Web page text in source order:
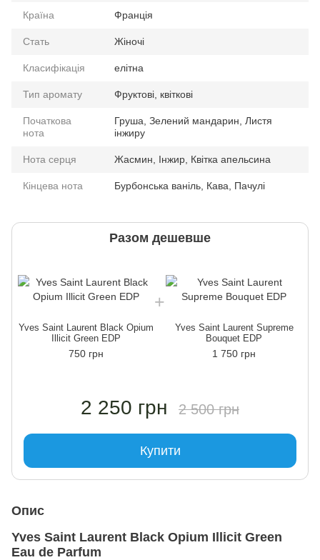
Країна Франція
Стать Жіночі
Класифікація елітна
Тип аромату Фруктові, квіткові
Початкова
нота
Груша, Зелений мандарин, Листя
інжиру
Нота серця Жасмин, Інжир, Квітка апельсина
Кінцева нота Бурбонська ваніль, Кава, Пачулі
Разом дешевше
Yves Saint Laurent Black Opium
Illicit Green EDP
750 грн
Yves Saint Laurent Supreme
Bouquet EDP
1 750 грн
2 250 грн 2 500 грн
Купити
Опис
Yves Saint Laurent Black Opium Illicit Green
Eau de Parfum